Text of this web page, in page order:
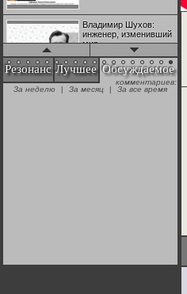
Владимир Шухов:
инженер, изменивший
мир
"Аркадий Коц" на
эгалите-фесте "Не
Резонанс Лучшее Обсуждаемое
комментариев:
За неделю
| За месяц | За все время